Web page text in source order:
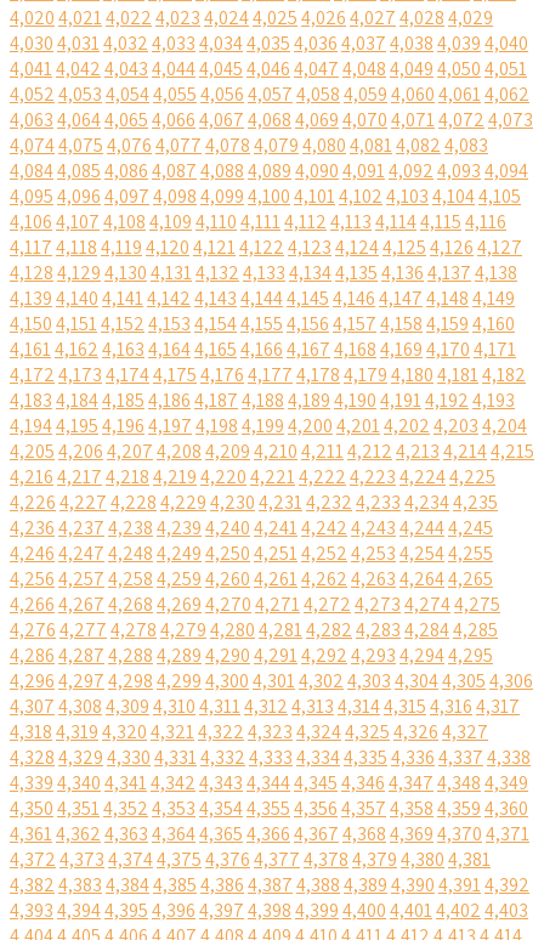
4,0204,0214,0224,0234,0244,0254,0264,0274,0284,029
4,0304,0314,0324,0334,0344,0354,0364,0374,0384,0394,040
4,0414,0424,0434,0444,0454,0464,0474,0484,0494,0504,051
4,0524,0534,0544,0554,0564,0574,0584,0594,0604,0614,062
4,0634,0644,0654,0664,0674,0684,0694,0704,0714,0724,073
4,0744,0754,0764,0774,0784,0794,0804,0814,0824,083
4,0844,0854,0864,0874,0884,0894,0904,0914,0924,0934,094
4,0954,0964,0974,0984,0994,1004,1014,1024,1034,1044,105
4,1064,1074,1084,1094,1104,1114,1124,1134,1144,1154,116
4,1174,1184,1194,1204,1214,1224,1234,1244,1254,1264,127
4,1284,1294,1304,1314,1324,1334,1344,1354,1364,1374,138
4,1394,1404,1414,1424,1434,1444,1454,1464,1474,1484,149
4,1504,1514,1524,1534,1544,1554,1564,1574,1584,1594,160
4,1614,1624,1634,1644,1654,1664,1674,1684,1694,1704,171
4,1724,1734,1744,1754,1764,1774,1784,1794,1804,1814,182
4,1834,1844,1854,1864,1874,1884,1894,1904,1914,1924,193
4,1944,1954,1964,1974,1984,1994,2004,2014,2024,2034,204
4,2054,2064,2074,2084,2094,2104,2114,2124,2134,2144,215
4,2164,2174,2184,2194,2204,2214,2224,2234,2244,225
4,2264,2274,2284,2294,2304,2314,2324,2334,2344,235
4,2364,2374,2384,2394,2404,2414,2424,2434,2444,245
4,2464,2474,2484,2494,2504,2514,2524,2534,2544,255
4,2564,2574,2584,2594,2604,2614,2624,2634,2644,265
4,2664,2674,2684,2694,2704,2714,2724,2734,2744,275
4,2764,2774,2784,2794,2804,2814,2824,2834,2844,285
4,2864,2874,2884,2894,2904,2914,2924,2934,2944,295
4,2964,2974,2984,2994,3004,3014,3024,3034,3044,3054,306
4,3074,3084,3094,3104,3114,3124,3134,3144,3154,3164,317
4,3184,3194,3204,3214,3224,3234,3244,3254,3264,327
4,3284,3294,3304,3314,3324,3334,3344,3354,3364,3374,338
4,3394,3404,3414,3424,3434,3444,3454,3464,3474,3484,349
4,3504,3514,3524,3534,3544,3554,3564,3574,3584,3594,360
4,3614,3624,3634,3644,3654,3664,3674,3684,3694,3704,371
4,3724,3734,3744,3754,3764,3774,3784,3794,3804,381
4,3824,3834,3844,3854,3864,3874,3884,3894,3904,3914,392
4,3934,3944,3954,3964,3974,3984,3994,4004,4014,4024,403